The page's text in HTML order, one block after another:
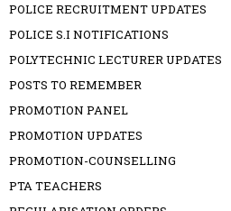
POLICE RECRUITMENT UPDATES
POLICE S.I NOTIFICATIONS
POLYTECHNIC LECTURER UPDATES
POSTS TO REMEMBER
PROMOTION PANEL
PROMOTION UPDATES
PROMOTION-COUNSELLING
PTA TEACHERS